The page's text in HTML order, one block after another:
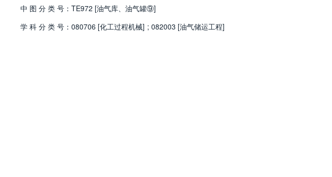
中 图 分 类 号： TE972 [油气库、油气罐⑨]
学 科 分 类 号： 080706 [化工过程机械] ; 082003 [油气储运工程]